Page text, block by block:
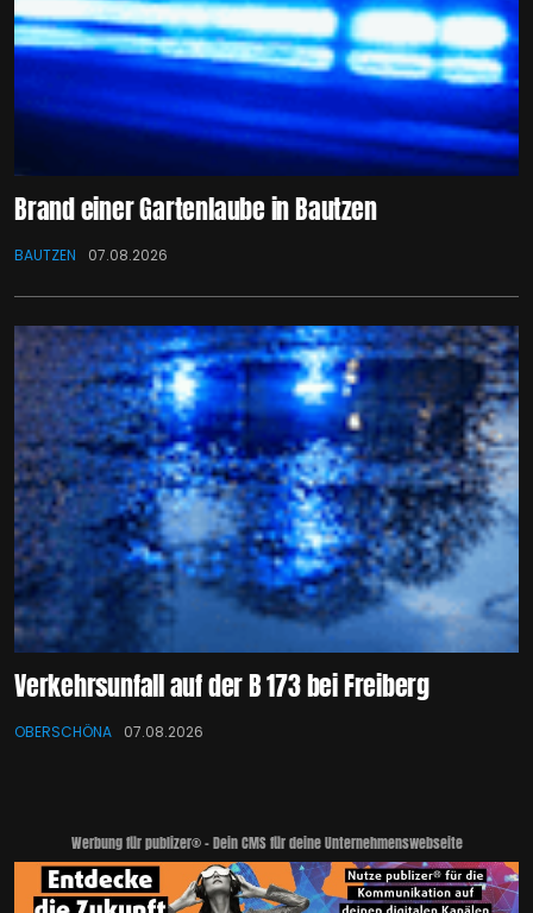
Brand einer Gartenlaube in Bautzen
BAUTZEN 07.08.2026
Verkehrsunfall auf der B 173 bei Freiberg
OBERSCHÖNA 07.08.2026
Werbung für publizer® - Dein CMS für deine Unternehmenswebseite